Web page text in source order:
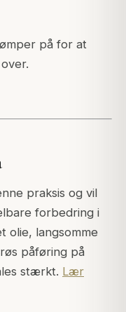
på for at
praksis og vil
forbedring i
olie, langsomme
påføring på
stærkt. Lær